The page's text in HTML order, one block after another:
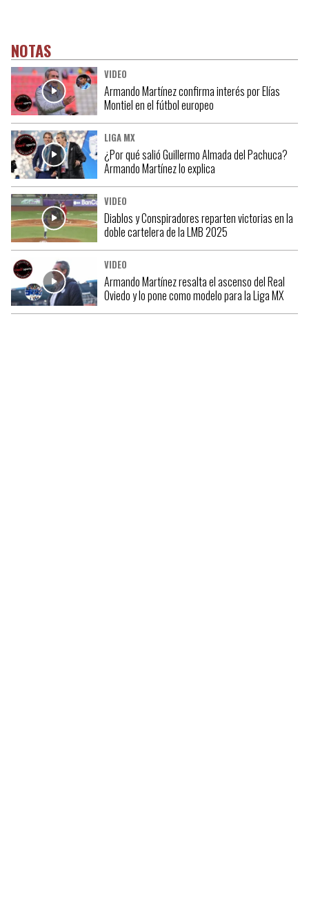
NOTAS
VIDEO
Armando Martínez confirma interés por Elías
Montiel en el fútbol europeo
LIGA MX
¿Por qué salió Guillermo Almada del Pachuca?
Armando Martínez lo explica
VIDEO
Diablos y Conspiradores reparten victorias en la
doble cartelera de la LMB 2025
VIDEO
Armando Martínez resalta el ascenso del Real
Oviedo y lo pone como modelo para la Liga MX